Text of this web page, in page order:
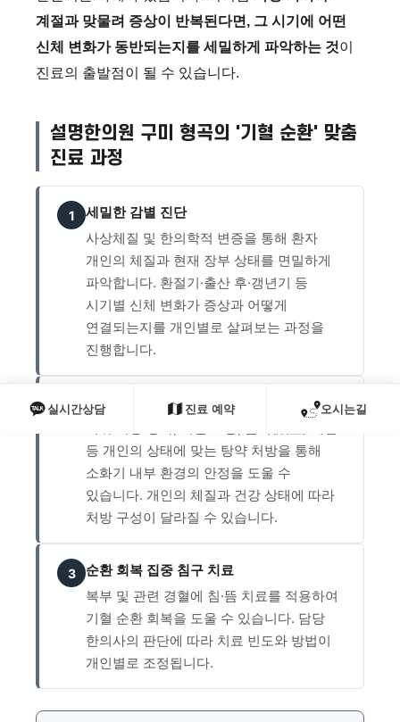
실시간상담 진료 예약 오시는길
계절과 맞물려 증상이 반복된다면, 그 시기에 어떤
신체 변화가 동반되는지를 세밀하게 파악하는 것이
진료의 출발점이 될 수 있습니다.
설명한의원 구미 형곡의 '기혈 순환' 맞춤
진료 과정
1
세밀한 감별 진단
사상체질 및 한의학적 변증을 통해 환자
개인의 체질과 현재 장부 상태를 면밀하게
파악합니다. 환절기·출산 후·갱년기 등
시기별 신체 변화가 증상과 어떻게
연결되는지를 개인별로 살펴보는 과정을
진행합니다.
2
내부 원인 다스리는 증상별 맞춤 탕약
등 개인의 상태에 맞는 탕약 처방을 통해
소화기 내부 환경의 안정을 도울 수
있습니다. 개인의 체질과 건강 상태에 따라
처방 구성이 달라질 수 있습니다.
3
순환 회복 집중 침구 치료
복부 및 관련 경혈에 침·뜸 치료를 적용하여
기혈 순환 회복을 도울 수 있습니다. 담당
한의사의 판단에 따라 치료 빈도와 방법이
개인별로 조정됩니다.